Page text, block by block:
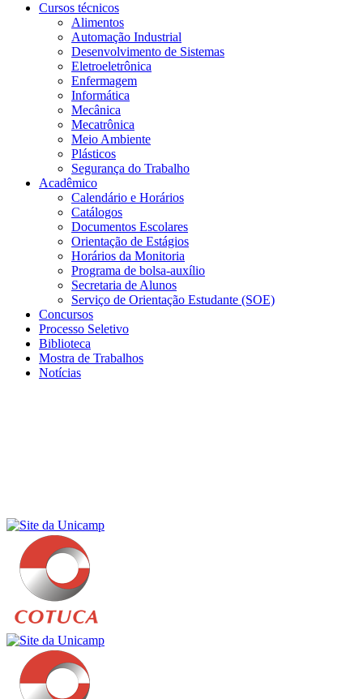
Cursos técnicos
Alimentos
Automação Industrial
Desenvolvimento de Sistemas
Eletroeletrônica
Enfermagem
Informática
Mecânica
Mecatrônica
Meio Ambiente
Plásticos
Segurança do Trabalho
Acadêmico
Calendário e Horários
Catálogos
Documentos Escolares
Orientação de Estágios
Horários da Monitoria
Programa de bolsa-auxílio
Secretaria de Alunos
Serviço de Orientação Estudante (SOE)
Concursos
Processo Seletivo
Biblioteca
Mostra de Trabalhos
Notícias